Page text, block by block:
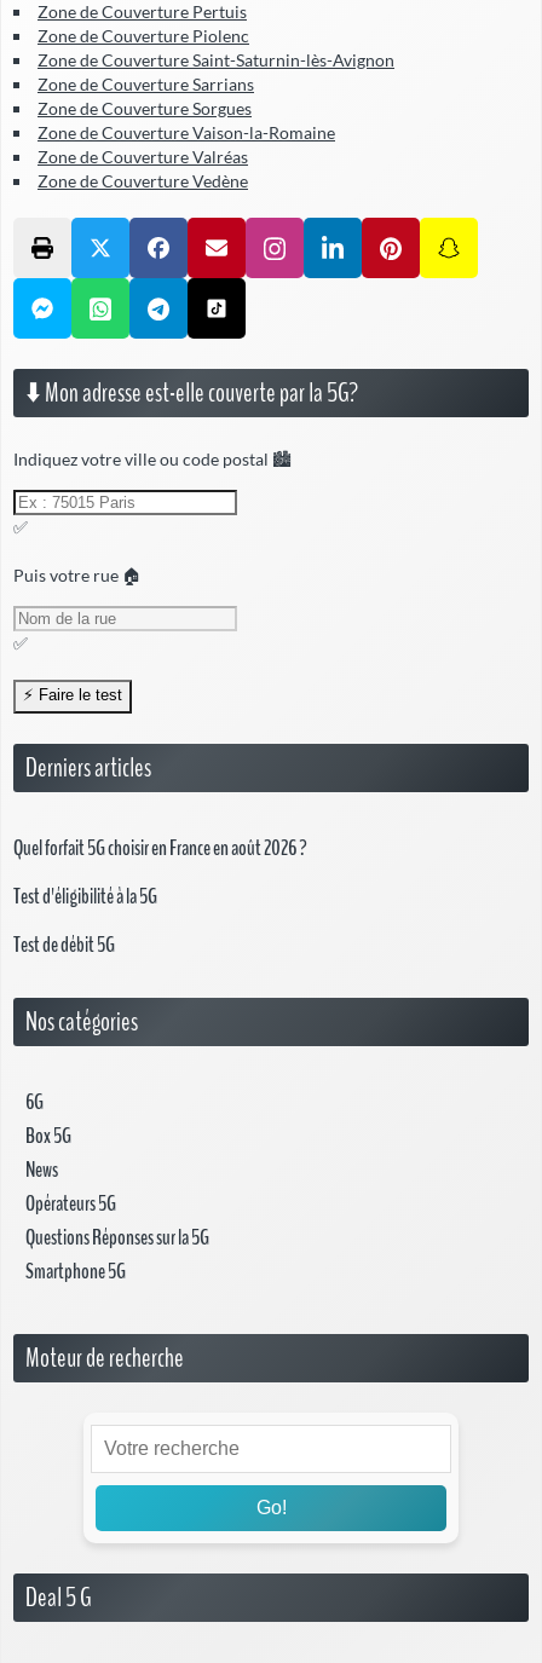
Zone de Couverture Pertuis
Zone de Couverture Piolenc
Zone de Couverture Saint-Saturnin-lès-Avignon
Zone de Couverture Sarrians
Zone de Couverture Sorgues
Zone de Couverture Vaison-la-Romaine
Zone de Couverture Valréas
Zone de Couverture Vedène
⬇️ Mon adresse est-elle couverte par la 5G?
Indiquez votre ville ou code postal 🏙️
✅
Puis votre rue 🏠
✅
Derniers articles
Quel forfait 5G choisir en France en août 2026 ?
Test d'éligibilité à la 5G
Test de débit 5G
Nos catégories
6G
Box 5G
News
Opérateurs 5G
Questions Réponses sur la 5G
Smartphone 5G
Moteur de recherche
Go!
Deal 5 G